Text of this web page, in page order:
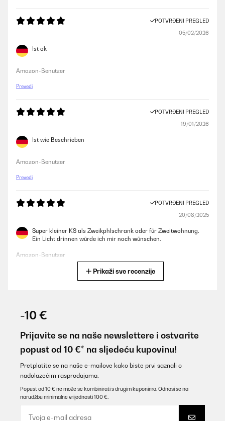
POTVRĐENI PREGLED
05/02/2026
Ist ok
Amazon-Benutzer
Prevedi
POTVRĐENI PREGLED
19/01/2026
Ist wie Beschrieben
Amazon-Benutzer
Prevedi
POTVRĐENI PREGLED
20/08/2025
Super kleiner KS als Zweikphlschrank oder für Zweitwohnung.
Ein Licht drinnen würde ich mir noch wünschen.
Amazon-Benutzer
Amazon-Benutzer
POTVRĐENI PREGLED
Schöner Kühlschrank, der sehr leise ist. Eine Leuchte im
Prikaži sve recenzije
-10 €
Prijavite se na naše newslettere i ostvarite
popust od 10 €* na sljedeću kupovinu!
Pretplatite se na naše e-mailove kako biste prvi saznali o
nadolazećim rasprodajama.
Popust od 10 € ne može se kombinirati s drugim kuponima. Odnosi se na
narudžbu minimalne vrijednosti 100 €.